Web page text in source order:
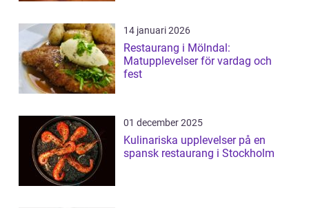
14 januari 2026
Restaurang i Mölndal:
Matupplevelser för vardag och
fest
01 december 2025
Kulinariska upplevelser på en
spansk restaurang i Stockholm